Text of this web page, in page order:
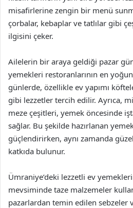
misafirlerine zengin bir menü
çorbalar, kebaplar ve tatlılar gibi
ilgisini çeker.
Ailelerin bir araya geldiği pazar
yemekleri restoranlarının en
günlerde, özellikle ev yapımı
gibi lezzetler tercih edilir. Ayrıca,
meze çeşitleri, yemek öncesinde
sağlar. Bu şekilde hazırlanan
güçlendirirken, aynı zamanda
katkıda bulunur.
Ümraniye’deki lezzetli ev
mevsiminde taze malzemeler
pazarlardan temin edilen sebzeler